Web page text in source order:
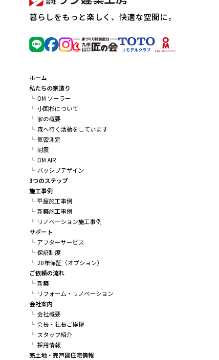
暮らしをもっと楽しく、快適な空間に。
ホーム
私たちの家造り
OM ソーラー
小国杉について
家の概要
森へ行く活動をしています
気密測定
耐震
OM AIR
パッシブデザイン
3つのステップ
施工事例
平屋施工事例
新築施工事例
リノベーション施工事例
サポート
アフターサービス
保証制度
20年保証（オプション）
ご依頼の流れ
新築
リフォーム・リノベーション
会社案内
会社概要
会長・社長ご挨拶
スタッフ紹介
採用情報
売土地・売戸建住宅情報